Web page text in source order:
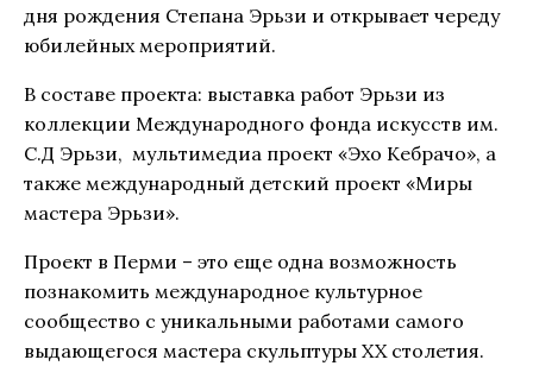
дня рождения Степана Эрьзи и открывает череду
юбилейных мероприятий.
В составе проекта: выставка работ Эрьзи из
коллекции Международного фонда искусств им.
С.Д Эрьзи, мультимедиа проект «Эхо Кебрачо», а
также международный детский проект «Миры
мастера Эрьзи».
Проект в Перми – это еще одна возможность
познакомить международное культурное
сообщество с уникальными работами самого
выдающегося мастера скульптуры XX столетия.